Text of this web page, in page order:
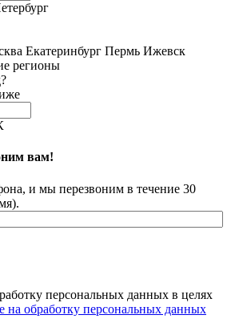
Екатеринбург Пермь Ижевск
регионы
вам!
и мы перезвоним в течение 30
персональных данных в целях
на обработку персональных данных